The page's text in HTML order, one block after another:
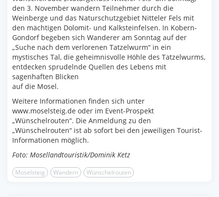
den 3. November wandern Teilnehmer durch die
Weinberge und das Naturschutzgebiet Nitteler Fels mit
den mächtigen Dolomit- und Kalksteinfelsen. In Kobern-
Gondorf begeben sich Wanderer am Sonntag auf der
„Suche nach dem verlorenen Tatzelwurm“ in ein
mystisches Tal, die geheimnisvolle Höhle des Tatzelwurms,
entdecken sprudelnde Quellen des Lebens mit
sagenhaften Blicken
auf die Mosel.
Weitere Informationen finden sich unter
www.moselsteig.de oder im Event-Prospekt
„Wünschelrouten“. Die Anmeldung zu den
„Wünschelrouten“ ist ab sofort bei den jeweiligen Tourist-
Informationen möglich.
Foto: Mosellandtouristik/Dominik Ketz
Moselsteig Wandern Wünschelrouten